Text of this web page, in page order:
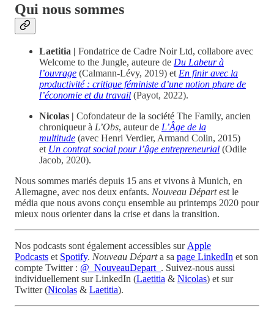
Qui nous sommes
Laetitia | Fondatrice de Cadre Noir Ltd, collabore avec
Welcome to the Jungle, auteure de Du Labeur à
l’ouvrage (Calmann-Lévy, 2019) etEn finir avec la
productivité : critique féministe d’une notion phare de
l’économie et du travail (Payot, 2022).
Nicolas | Cofondateur de la société The Family, ancien
chroniqueur à L’Obs, auteur de L’Âge de la
multitude (avec Henri Verdier, Armand Colin, 2015)
et Un contrat social pour l’âge entrepreneurial (Odile
Jacob, 2020).
Nous sommes mariés depuis 15 ans et vivons à Munich, en
Allemagne, avec nos deux enfants. Nouveau Départest le
média que nous avons conçu ensemble au printemps 2020 pour
mieux nous orienter dans la crise et dans la transition.
Nos podcasts sont également accessibles surApple
Podcasts et Spotify. Nouveau Départa sa page LinkedIn et son
compte Twitter : @_NouveauDepart_ . Suivez-nous aussi
individuellement sur LinkedIn (Laetitia & Nicolas) et sur
Twitter (Nicolas & Laetitia).